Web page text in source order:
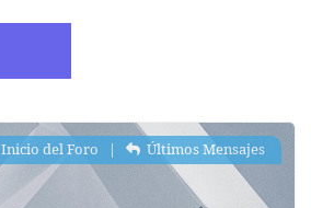
Inicio del Foro Últimos Mensajes